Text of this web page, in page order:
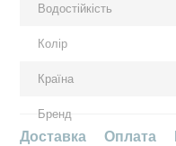
Водостійкість
Колір
Країна
Бренд
Доставка Оплата